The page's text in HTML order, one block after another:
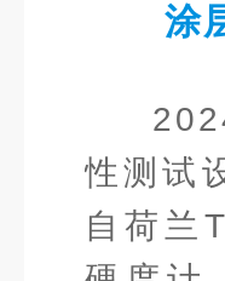
涂
性测试
自荷兰